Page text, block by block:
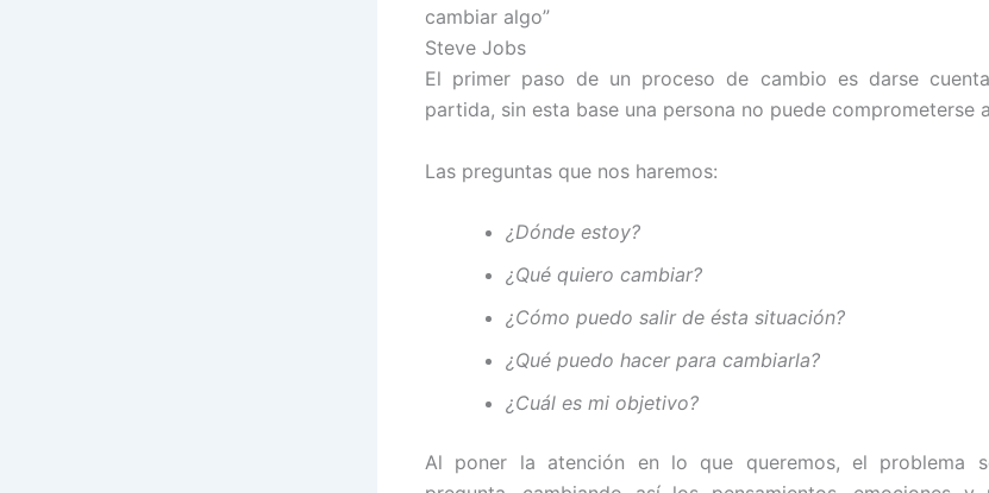
cambiar algo”
Steve Jobs
El primer paso de un proceso de cambio es darse
partida, sin esta base una persona no puede comprometerse
Las preguntas que nos haremos:
¿Dónde estoy?
¿Qué quiero cambiar?
¿Cómo puedo salir de ésta situación?
¿Qué puedo hacer para cambiarla?
¿Cuál es mi objetivo?
Al poner la atención en lo que queremos, el problema